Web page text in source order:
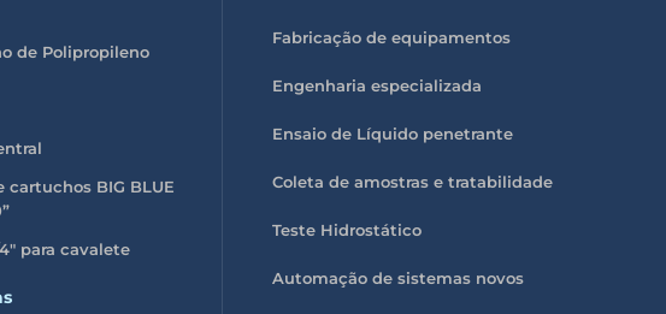
de Polipropileno
cartuchos BIG BLUE
para cavalete
Fabricação de equipamentos
Engenharia especializada
Ensaio de Líquido penetrante
Coleta de amostras e tratabilidade
Teste Hidrostático
Automação de sistemas novos